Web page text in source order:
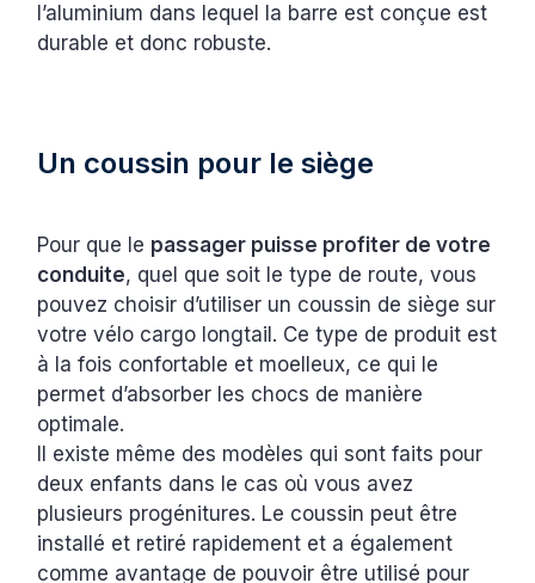
l’aluminium dans lequel la barre est conçue est
durable et donc robuste.
Un coussin pour le siège
Pour que le passager puisse profiter de votre
conduite, quel que soit le type de route, vous
pouvez choisir d’utiliser un coussin de siège sur
votre vélo cargo longtail. Ce type de produit est
à la fois confortable et moelleux, ce qui le
permet d’absorber les chocs de manière
optimale.
Il existe même des modèles qui sont faits pour
deux enfants dans le cas où vous avez
plusieurs progénitures. Le coussin peut être
installé et retiré rapidement et a également
comme avantage de pouvoir être utilisé pour